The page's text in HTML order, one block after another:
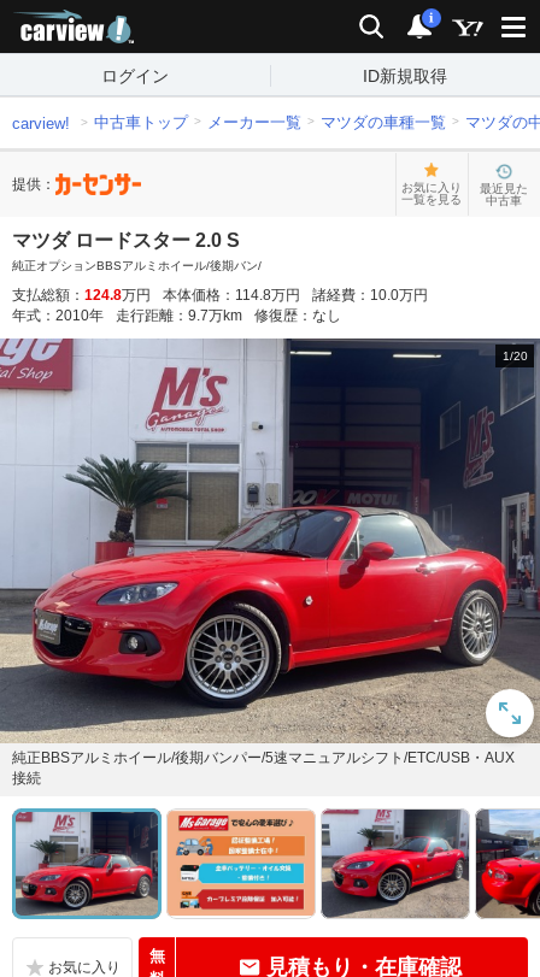
検索 通知
i
ログイン ID新規取得
carview! 中古車トップ メーカー一覧 マツダの車種一覧 マツダの
提供：
お気に入り
一覧を見る
最近見た
中古車
マツダ ロードスター 2.0 S
純正オプションBBSアルミホイール/後期バン/
支払総額： 124.8万円 本体価格： 114.8万円 諸経費： 10.0万円
年式： 2010年 走行距離： 9.7万km 修復歴： なし
1/20
純正BBSアルミホイール/後期バンパー/5速マニュアルシフト/ETC/USB・AUX
接続
無
見積もり・在庫確認